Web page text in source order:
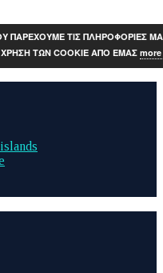
ΠΑΡΕΧΟΥΜΕ ΤΙΣ ΠΛΗΡΟΦΟΡΙΕΣ
ΤΩΝ COOKIE ΑΠΟ ΕΜΑΣ